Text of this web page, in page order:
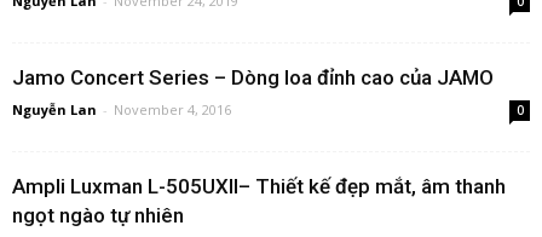
Jamo Concert Series – Dòng loa đỉnh cao của JAMO
Nguyễn Lan - November 4, 2016 0
Ampli Luxman L-505UXII– Thiết kế đẹp mắt, âm thanh
ngọt ngào tự nhiên